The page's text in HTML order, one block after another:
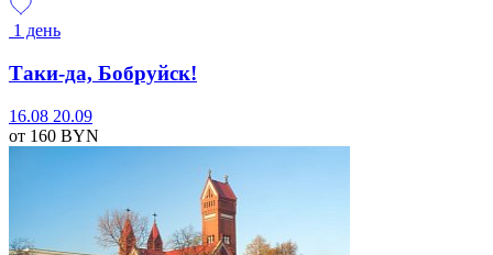
1 день
Таки-да, Бобруйск!
16.08 20.09
от 160 BYN